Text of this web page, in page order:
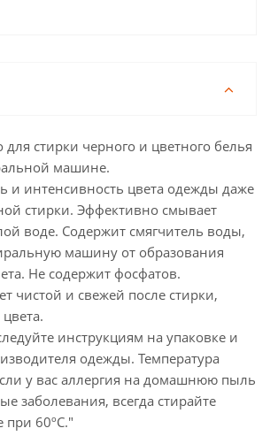
для стирки черного и цветного белья
машине.
и интенсивность цвета одежды даже
стирки. Эффективно смывает
воде. Содержит смягчитель воды,
машину от образования
Не содержит фосфатов.
чистой и свежей после стирки,
инструкциям на упаковке и
одежды. Температура
у вас аллергия на домашнюю пыль
заболевания, всегда стирайте
при 60ºC."